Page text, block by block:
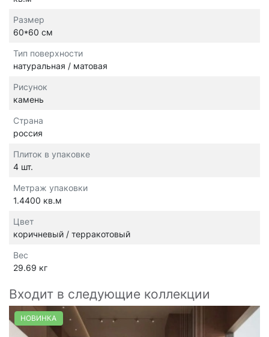
Размер
60*60 см
Тип поверхности
натуральная / матовая
Рисунок
камень
Страна
россия
Плиток в упаковке
4 шт.
Метраж упаковки
1.4400 кв.м
Цвет
коричневый / терракотовый
Вес
29.69 кг
Входит в следующие коллекции
НОВИНКА